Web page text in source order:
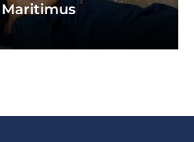
Maritimus